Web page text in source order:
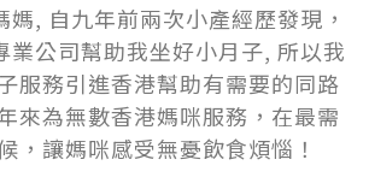
媽, 自九年前兩次小產經歷發現，
業公司幫助我坐好小月子, 所以我
服務引進香港幫助有需要的同路
來為無數香港媽咪服務，在最需
，讓媽咪感受無憂飲食煩惱！